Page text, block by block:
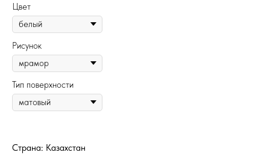
Цвет
Рисунок
Тип поверхности
Страна: Казахстан